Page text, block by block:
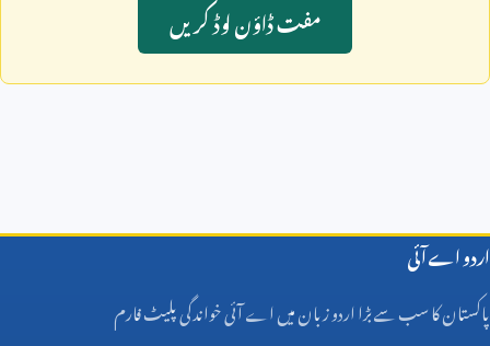
مفت ڈاؤن لوڈ کريں
اردو اے آئی
پاکستان کا سب سے بڑا اردو زبان میں اے آئی خواندگی پلیٹ فارم